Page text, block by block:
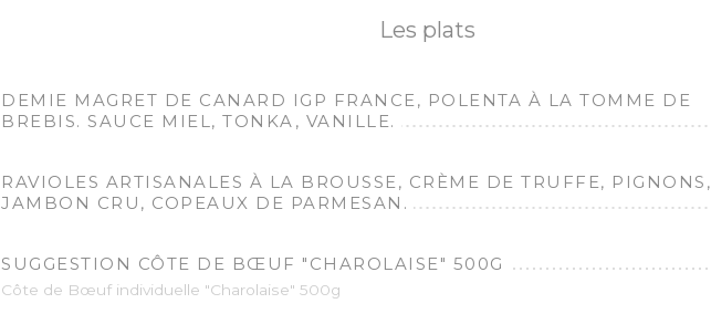
Les plats
DEMIE MAGRET DE CANARD IGP FRANCE, POLENTA À LA TOMME DE
BREBIS. SAUCE MIEL, TONKA, VANILLE.
RAVIOLES ARTISANALES À LA BROUSSE, CRÈME DE TRUFFE, PIGNONS,
JAMBON CRU, COPEAUX DE PARMESAN.
SUGGESTION CÔTE DE BŒUF "CHAROLAISE" 500G
Côte de Bœuf individuelle "Charolaise" 500g